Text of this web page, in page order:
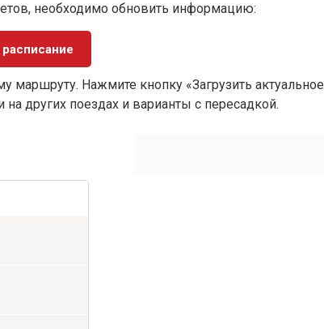
необходимо обновить информацию:
расписание
Нажмите кнопку «Загрузить актуальное
других поездах и варианты с пересадкой.